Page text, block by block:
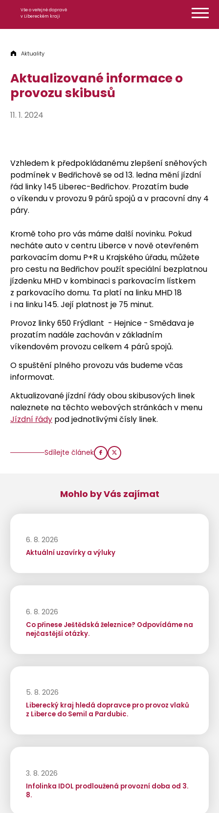
Vše o veřejné dopravě
v Libereckém kraji
Aktuality
Aktualizované informace o
provozu skibusů
11. 1. 2024
Vzhledem k předpokládanému zlepšení sněhových
podmínek v Bedřichově se od 13. ledna mění jízdní
řád linky 145 Liberec-Bedřichov. Prozatím bude
o víkendu v provozu 9 párů spojů a v pracovní dny 4
páry.
Kromě toho pro vás máme další novinku. Pokud
necháte auto v centru Liberce v nově otevřeném
parkovacím domu P+R u Krajského úřadu, můžete
pro cestu na Bedřichov použít speciální bezplatnou
jízdenku MHD v kombinaci s parkovacím lístkem
z parkovacího domu. Ta platí na linku MHD 18
i na linku 145. Její platnost je 75 minut.
Provoz linky 650 Frýdlant - Hejnice - Smědava je
prozatím nadále zachován v základním
víkendovém provozu celkem 4 párů spojů.
O spuštění plného provozu vás budeme včas
informovat.
Aktualizované jízdní řády obou skibusových linek
naleznete na těchto webových stránkách v menu
Jízdní řády pod jednotlivými čísly linek.
Sdílejte článek
Mohlo by Vás zajímat
6. 8. 2026
Aktuální uzavírky a výluky
6. 8. 2026
Co přinese Ještědská železnice? Odpovídáme na
nejčastější otázky.
5. 8. 2026
Liberecký kraj hledá dopravce pro provoz vlaků
z Liberce do Semil a Pardubic.
3. 8. 2026
Infolinka IDOL prodloužená provozní doba od 3.
8.